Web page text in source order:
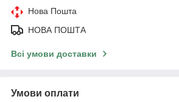
Нова Пошта
НОВА ПОШТА
Всі умови доставки
Умови оплати